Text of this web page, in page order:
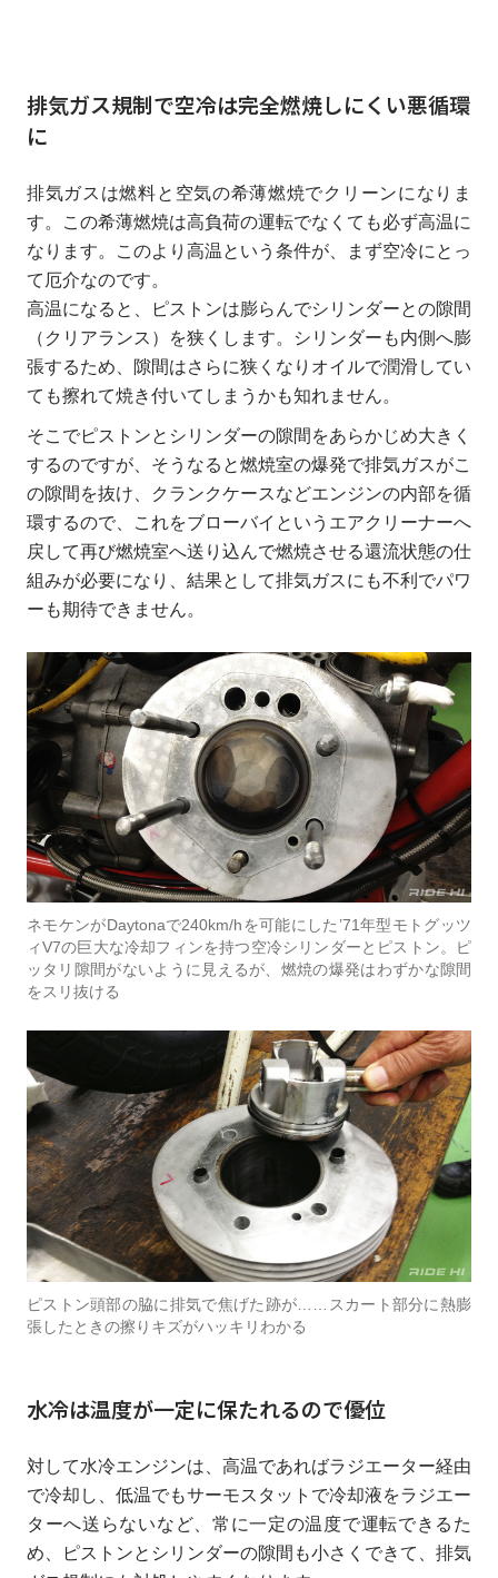
排気ガス規制で空冷は完全燃焼しにくい悪循環
に
排気ガスは燃料と空気の希薄燃焼でクリーンになりま
す。この希薄燃焼は高負荷の運転でなくても必ず高温に
なります。このより高温という条件が、まず空冷にとっ
て厄介なのです。
高温になると、ピストンは膨らんでシリンダーとの隙間
（クリアランス）を狭くします。シリンダーも内側へ膨
張するため、隙間はさらに狭くなりオイルで潤滑してい
ても擦れて焼き付いてしまうかも知れません。
そこでピストンとシリンダーの隙間をあらかじめ大きく
するのですが、そうなると燃焼室の爆発で排気ガスがこ
の隙間を抜け、クランクケースなどエンジンの内部を循
環するので、これをブローバイというエアクリーナーへ
戻して再び燃焼室へ送り込んで燃焼させる還流状態の仕
組みが必要になり、結果として排気ガスにも不利でパワ
ーも期待できません。
ネモケンがDaytonaで240km/hを可能にした’71年型モトグッツ
ィV7の巨大な冷却フィンを持つ空冷シリンダーとピストン。ピ
ッタリ隙間がないように見えるが、燃焼の爆発はわずかな隙間
をスリ抜ける
ピストン頭部の脇に排気で焦げた跡が……スカート部分に熱膨
張したときの擦りキズがハッキリわかる
水冷は温度が一定に保たれるので優位
対して水冷エンジンは、高温であればラジエーター経由
で冷却し、低温でもサーモスタットで冷却液をラジエー
ターへ送らないなど、常に一定の温度で運転できるた
め、ピストンとシリンダーの隙間も小さくできて、排気